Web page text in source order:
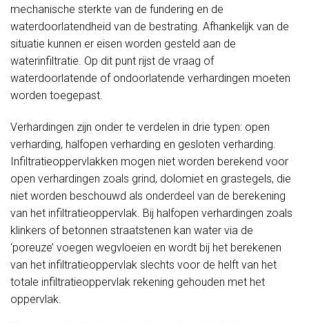
mechanische sterkte van de fundering en de
waterdoorlatendheid van de bestrating. Afhankelijk van de
situatie kunnen er eisen worden gesteld aan de
waterinfiltratie. Op dit punt rijst de vraag of
waterdoorlatende of ondoorlatende verhardingen moeten
worden toegepast.
Verhardingen zijn onder te verdelen in drie typen: open
verharding, halfopen verharding en gesloten verharding.
Infiltratieoppervlakken mogen niet worden berekend voor
open verhardingen zoals grind, dolomiet en grastegels, die
niet worden beschouwd als onderdeel van de berekening
van het infiltratieoppervlak. Bij halfopen verhardingen zoals
klinkers of betonnen straatstenen kan water via de
‘poreuze’ voegen wegvloeien en wordt bij het berekenen
van het infiltratieoppervlak slechts voor de helft van het
totale infiltratieoppervlak rekening gehouden met het
oppervlak.